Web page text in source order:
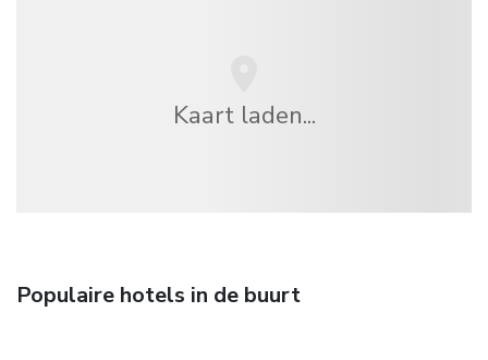
Kaart laden...
Populaire hotels in de buurt